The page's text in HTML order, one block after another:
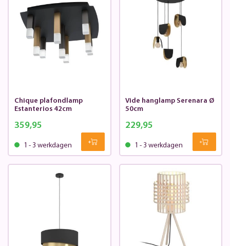
Chique plafondlamp
Estanterios 42cm
359,95
1 - 3 werkdagen
Vide hanglamp Serenara Ø
50cm
229,95
1 - 3 werkdagen